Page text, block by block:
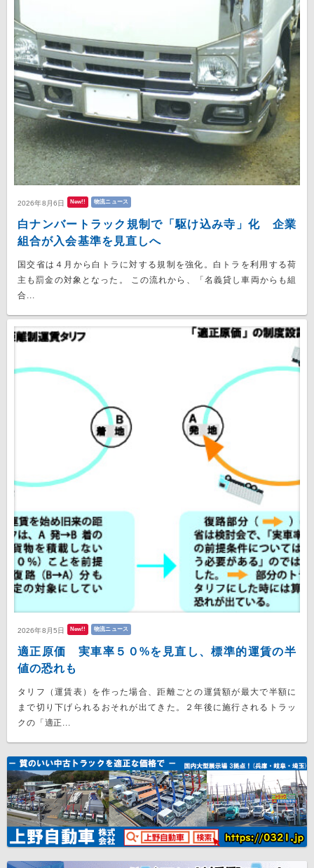
2026年8月6日 New!! 物流ニュース
白ナンバートラック規制で「駆け込み寺」化 企業
組合が入会基準を見直しへ
国交省は４月から白トラに対する規制を強化。白トラを利用する荷
主も罰金の対象となった。 この流れから、「名義貸し車両からも組
合...
2026年8月5日 New!! 物流ニュース
適正原価 実車率５０%を見直し、標準的運賃の半
値の恐れも
タリフ（運賃表）を作った場合、距離ごとの運賃額が最大で半額に
まで切り下げられるおそれが出てきた。２年後に施行されるトラッ
クの「適正...